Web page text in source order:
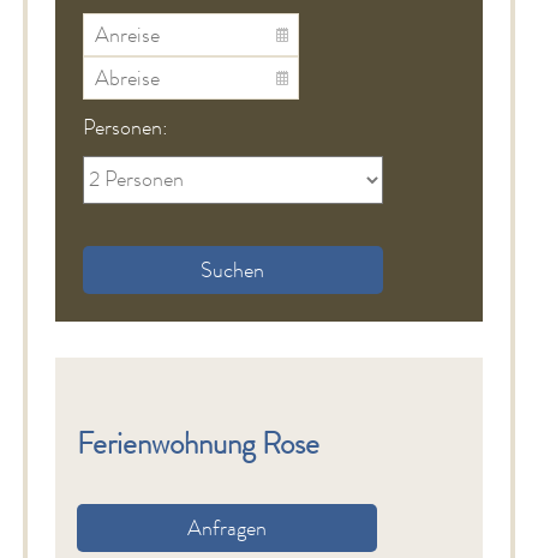
Personen:
Suchen
Ferienwohnung Rose
Anfragen